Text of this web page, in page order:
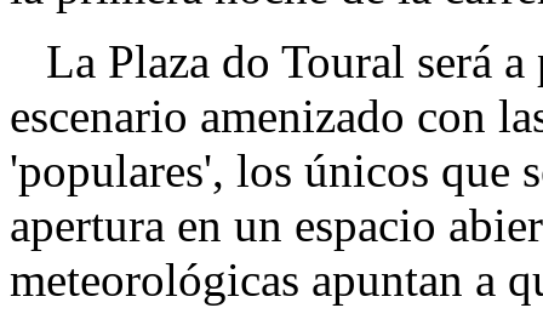
La Plaza do Toural será
escenario amenizado con
'populares', los únicos que
apertura en un espacio
meteorológicas apuntan a